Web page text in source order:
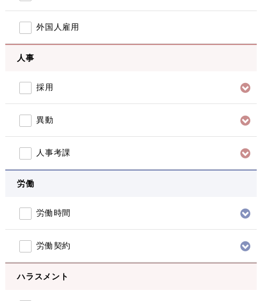
外国人雇用
人事
採用
異動
人事考課
労働
労働時間
労働契約
ハラスメント